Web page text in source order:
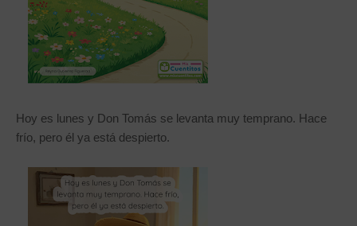
Hoy es lunes y Don Tomás se levanta muy temprano. Hace
frío, pero él ya está despierto.